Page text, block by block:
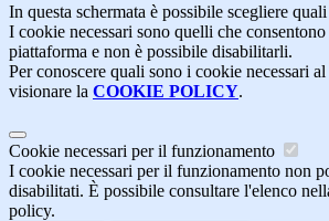
In questa schermata è possibile scegliere
I cookie necessari sono quelli che
piattaforma e non è possibile disabilitarli.
Per conoscere quali sono i cookie necessari
visionare la COOKIE POLICY.
Cookie necessari per il funzionamento
I cookie necessari per il funzionamento non
disabilitati. È possibile consultare l'elenco
policy.